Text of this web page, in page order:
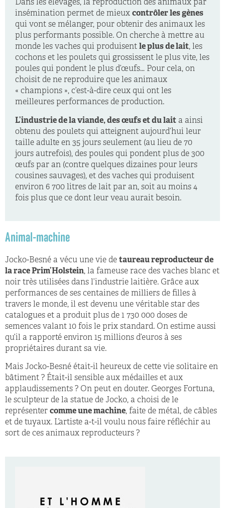
Dans les élevages, la reproduction des animaux par
insémination permet de mieux contrôler les gènes
qui vont se mélanger, pour obtenir des animaux les
plus performants possible. On cherche à mettre au
monde les vaches qui produisent le plus de lait, les
cochons et les poulets qui grossissent le plus vite, les
poules qui pondent le plus d’œufs… Pour cela, on
choisit de ne reproduire que les animaux
« champions », c’est-à-dire ceux qui ont les
meilleures performances de production.
L’industrie de la viande, des œufs et du lait a ainsi
obtenu des poulets qui atteignent aujourd’hui leur
taille adulte en 35 jours seulement (au lieu de 70
jours autrefois), des poules qui pondent plus de 300
œufs par an (contre quelques dizaines pour leurs
cousines sauvages), et des vaches qui produisent
environ 6 700 litres de lait par an, soit au moins 4
fois plus que ce dont leur veau aurait besoin.
Animal-machine
Jocko-Besné a vécu une vie de taureau reproducteur de
la race Prim’Holstein, la fameuse race des vaches blanc et
noir très utilisées dans l’industrie laitière. Grâce aux
performances de ses centaines de milliers de filles à
travers le monde, il est devenu une véritable star des
catalogues et a produit plus de 1 730 000 doses de
semences valant 10 fois le prix standard. On estime aussi
qu’il a rapporté environ 15 millions d’euros à ses
propriétaires durant sa vie.
Mais Jocko-Besné était-il heureux de cette vie solitaire en
bâtiment ? Était-il sensible aux médailles et aux
applaudissements ? On peut en douter. Georges Fortuna,
le sculpteur de la statue de Jocko, a choisi de le
représenter comme une machine, faite de métal, de câbles
et de tuyaux. L’artiste a-t-il voulu nous faire réfléchir au
sort de ces animaux reproducteurs ?